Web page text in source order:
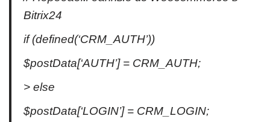
Bitrix24
if (defined(‘CRM_AUTH’))
$postData[‘AUTH’] = CRM_AUTH;
> else
$postData[‘LOGIN’] = CRM_LOGIN;